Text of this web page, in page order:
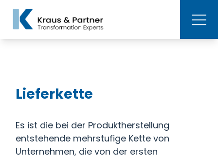
Lieferkette
Es ist die bei der Produktherstellung
entstehende mehrstufige Kette von
Unternehmen, die von der ersten